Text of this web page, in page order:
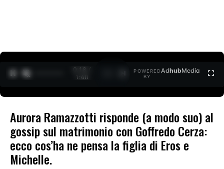
0:18 /
1:40
POWERED
BY
AdhubMedia
Aurora Ramazzotti risponde (a modo suo) al
gossip sul matrimonio con Goffredo Cerza:
ecco cos’ha ne pensa la figlia di Eros e
Michelle.